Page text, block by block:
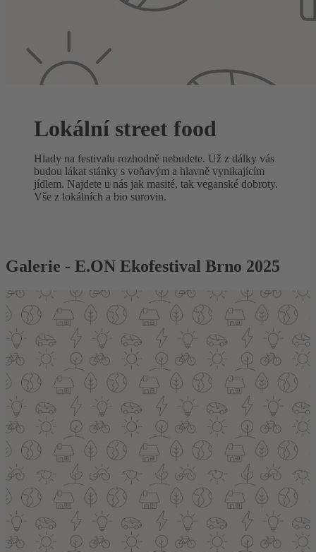
Lokální street food
Hlady na festivalu rozhodně nebudete. Už z dálky vás
budou lákat stánky s voňavým a hlavně vynikajícím
jídlem. Najdete u nás jak masité, tak veganské dobroty.
Vše z lokálních a bio surovin.
Galerie - E.ON Ekofestival Brno 2025